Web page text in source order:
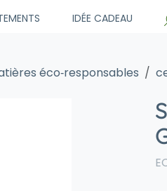
IDÉE CADEAU
éco‑responsables